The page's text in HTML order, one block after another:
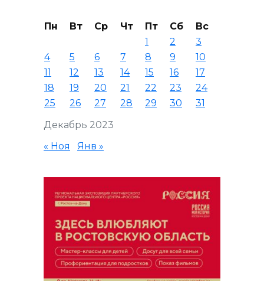
Декабрь 2023
Пн Вт Ср Чт Пт Сб
Вс
1
2
3
4
5 6 7 8 9
10
11
12 13 14 15 16
17
18
19 20 21 22 23
24
25
26 27 28 29 30 31
« Ноя Янв »